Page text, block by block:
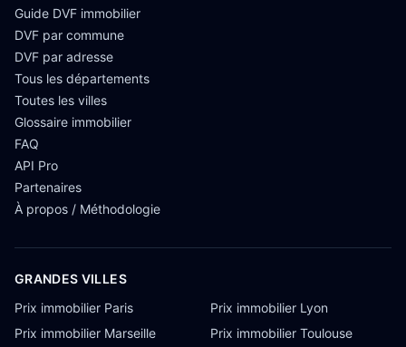
Guide DVF immobilier
DVF par commune
DVF par adresse
Tous les départements
Toutes les villes
Glossaire immobilier
FAQ
API Pro
Partenaires
À propos / Méthodologie
GRANDES VILLES
Prix immobilier Paris
Prix immobilier Lyon
Prix immobilier Marseille
Prix immobilier Toulouse